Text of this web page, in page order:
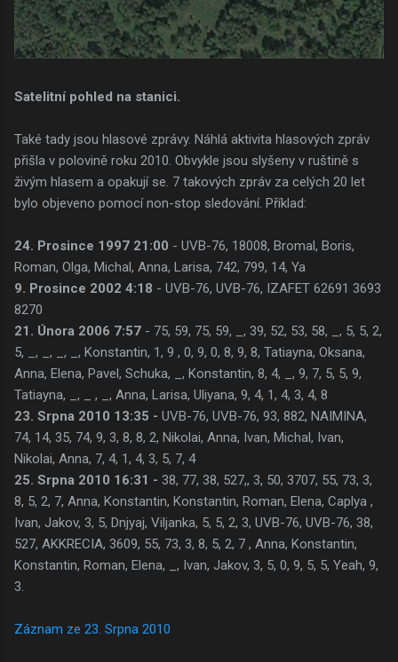
Satelitní pohled na stanici.
Také tady jsou hlasové zprávy. Náhlá aktivita hlasových zpráv
přišla v polovině roku 2010. Obvykle jsou slyšeny v ruštině s
živým hlasem a opakují se. 7 takových zpráv za celých 20 let
bylo objeveno pomocí non-stop sledování. Příklad:
24. Prosince 1997 21:00 - UVB-76, 18008, Bromal, Boris,
Roman, Olga, Michal, Anna, Larisa, 742, 799, 14, Ya
9. Prosince 2002 4:18 - UVB-76, UVB-76, IZAFET 62691 3693
8270
21. Února 2006 7:57 - 75, 59, 75, 59, _, 39, 52, 53, 58, _, 5, 5, 2,
5, _, _, _, _, Konstantin, 1, 9 , 0, 9, 0, 8, 9, 8, Tatiayna, Oksana,
Anna, Elena, Pavel, Schuka, _, Konstantin, 8, 4, _, 9, 7, 5, 5, 9,
Tatiayna, _, _ , _, Anna, Larisa, Uliyana, 9, 4, 1, 4, 3, 4, 8
23. Srpna 2010 13:35 - UVB-76, UVB-76, 93, 882, NAIMINA,
74, 14, 35, 74, 9, 3, 8, 8, 2, Nikolai, Anna, Ivan, Michal, Ivan,
Nikolai, Anna, 7, 4, 1, 4, 3, 5, 7, 4
25. Srpna 2010 16:31 - 38, 77, 38, 527,, 3, 50, 3707, 55, 73, 3,
8, 5, 2, 7, Anna, Konstantin, Konstantin, Roman, Elena, Caplya ,
Ivan, Jakov, 3, 5, Dnjyaj, Viljanka, 5, 5, 2, 3, UVB-76, UVB-76, 38,
527, AKKRECIA, 3609, 55, 73, 3, 8, 5, 2, 7 , Anna, Konstantin,
Konstantin, Roman, Elena, _, Ivan, Jakov, 3, 5, 0, 9, 5, 5, Yeah, 9,
3.
Záznam ze 23. Srpna 2010